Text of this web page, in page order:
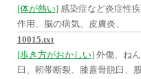
[体が熱い] 感染症など炎症性
作用、脳の病気、皮膚炎、
10015.txt
[歩き方がおかしい] 外傷、ね
臼、靭帯断裂、膝蓋骨脱臼、